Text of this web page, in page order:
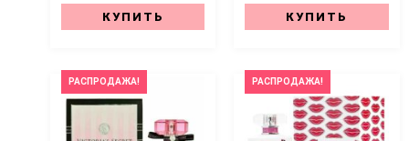
КУПИТЬ КУПИТЬ
РАСПРОДАЖА! РАСПРОДАЖА!